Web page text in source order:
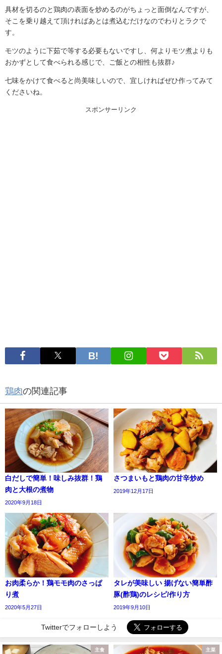
具材を切るのと鶏肉の表面を炒めるのがちょっと面倒なんですが、
そこを乗り越えて頂ければあとは煮込むだけなのでわりとラクで
す。
モツのように下茹で等する必要もないですし、何よりモツ煮よりも
おかずとして食べられる感じで、ご飯との相性も抜群♪
七味をかけて食べると尚美味しいので、宜しければぜひ作ってみて
くださいね。
スポンサーリンク
鶏肉の関連記事
白だしで簡単！味しみ抜群！鶏
肉と大根の煮物
2020年9月18日
さつまいもと鶏肉の甘辛炒め
2019年12月17日
お肉柔らか！鶏モモ肉のさっぱ
り煮
2020年5月27日
タレが美味しい 揚げない簡単酢
豚(酢鶏)のレシピ/作り方
2019年9月10日
Twitterでフォローしよう
主食 主菜